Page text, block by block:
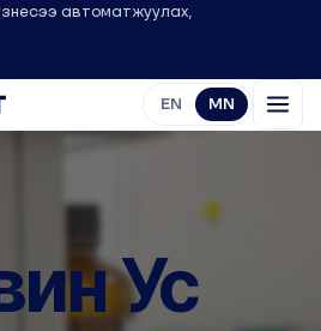
автоматжуулах,
EN MN
Ус